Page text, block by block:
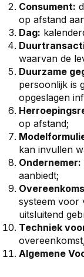
Consument:
op afstand
Dag:
waarvan de
Duurzame
persoonlijk is
opgeslagen
op afstand;
kan invullen
Ondernemer:
aanbiedt;
systeem voor
uitsluitend
Techniek
Algemene